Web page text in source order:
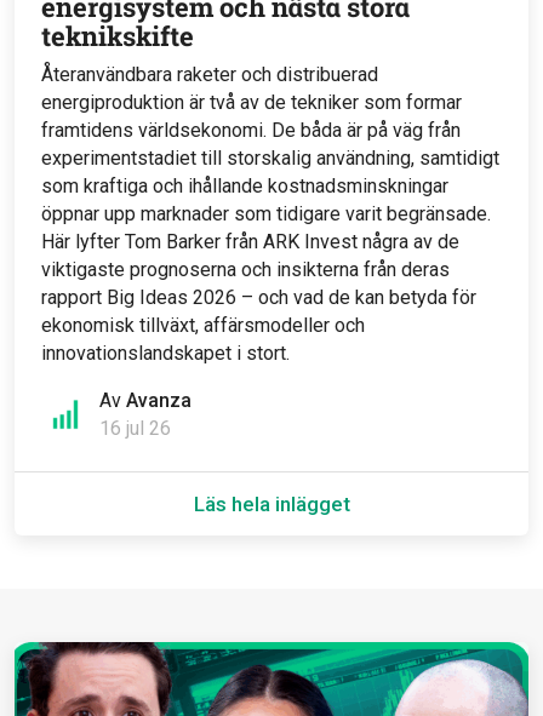
Av Avanza
16 jul 26
teknikskifte
Återanvändbara raketer och distribuerad
energiproduktion är två av de tekniker som formar
framtidens världsekonomi. De båda är på väg från
experimentstadiet till storskalig användning, samtidigt
som kraftiga och ihållande kostnadsminskningar
öppnar upp marknader som tidigare varit begränsade.
Här lyfter Tom Barker från ARK Invest några av de
viktigaste prognoserna och insikterna från deras
rapport Big Ideas 2026 – och vad de kan betyda för
ekonomisk tillväxt, affärsmodeller och
innovationslandskapet i stort.
Läs hela inlägget